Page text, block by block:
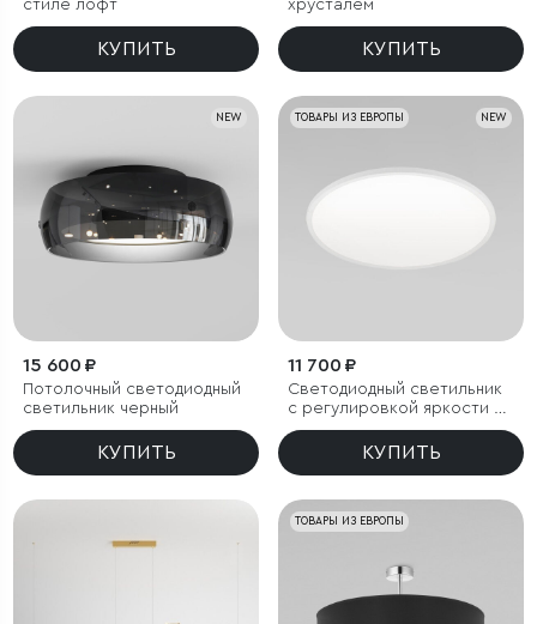
стиле лофт
КУПИТЬ
хрусталем
КУПИТЬ
NEW
15 600 ₽
Потолочный светодиодный
светильник черный
КУПИТЬ
NEW
ТОВАРЫ ИЗ ЕВРОПЫ
11 700 ₽
Светодиодный светильник
с регулировкой яркости и
цветовой температуры
КУПИТЬ
ТОВАРЫ ИЗ ЕВРОПЫ